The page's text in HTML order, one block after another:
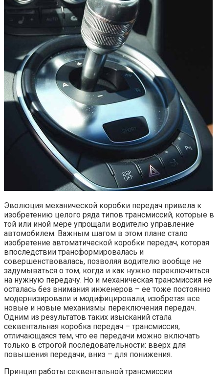
Эволюция механической коробки передач привела к
изобретению целого ряда типов трансмиссий, которые в
той или иной мере упрощали водителю управление
автомобилем. Важным шагом в этом плане стало
изобретение автоматической коробки передач, которая
впоследствии трансформировалась и
совершенствовалась, позволяя водителю вообще не
задумываться о том, когда и как нужно переключиться
на нужную передачу. Но и механическая трансмиссия не
осталась без внимания инженеров – ее тоже постоянно
модернизировали и модифицировали, изобретая все
новые и новые механизмы переключения передач.
Одним из результатов таких изысканий стала
секвентальная коробка передач – трансмиссия,
отличающаяся тем, что ее передачи можно включать
только в строгой последовательности: вверх для
повышения передачи, вниз – для понижения.
Принцип работы секвентальной трансмиссии